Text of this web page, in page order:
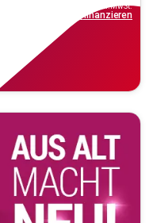
inkl.MwSt.
finanzieren